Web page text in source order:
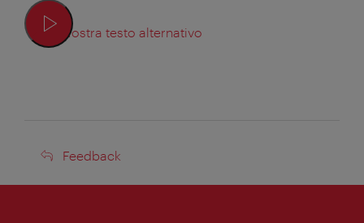
Mostra testo alternativo
Feedback
Feedback